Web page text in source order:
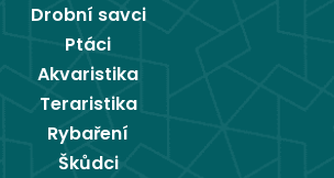
Drobní savci
Ptáci
Akvaristika
Teraristika
Rybaření
Škůdci